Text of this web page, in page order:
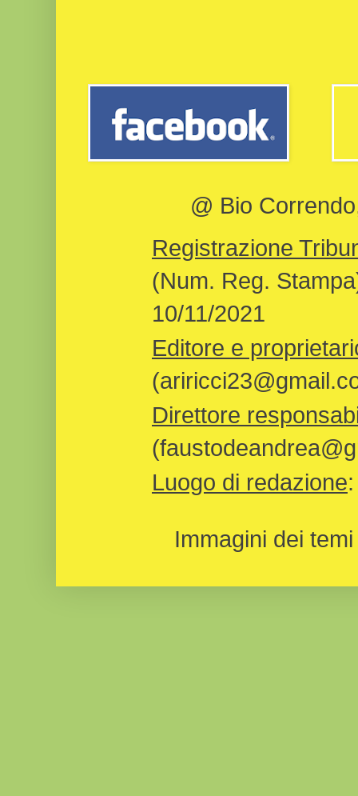
@ Bio
Registrazione
(Num. Reg.
10/11/2021
Editore e
Direttore
Luogo di redazione
Immagini dei